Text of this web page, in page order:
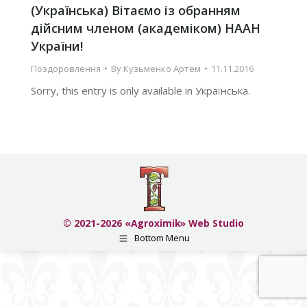
(Українська) Вітаємо із обранням
дійсним членом (академіком) НААН
України!
Поздоровлення By Кузьменко Артем 11.11.2016
Sorry, this entry is only available in Українська.
© 2021-2026 «Agroximik» Web Studio
Bottom Menu